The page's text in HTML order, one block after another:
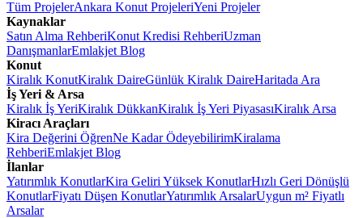
Tüm ProjelerAnkara Konut ProjeleriYeni Projeler
Kaynaklar
Satın Alma RehberiKonut Kredisi RehberiUzman
DanışmanlarEmlakjet Blog
Konut
Kiralık KonutKiralık DaireGünlük Kiralık DaireHaritada Ara
İş Yeri & Arsa
Kiralık İş YeriKiralık DükkanKiralık İş Yeri PiyasasıKiralık Arsa
Kiracı Araçları
Kira Değerini ÖğrenNe Kadar ÖdeyebilirimKiralama
RehberiEmlakjet Blog
İlanlar
Yatırımlık KonutlarKira Geliri Yüksek KonutlarHızlı Geri Dönüşlü
KonutlarFiyatı Düşen KonutlarYatırımlık ArsalarUygun m² Fiyatlı
Arsalar